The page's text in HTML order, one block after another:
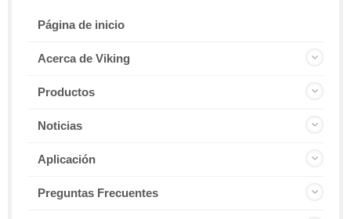
Página de inicio
Acerca de Viking
Productos
Noticias
Aplicación
Preguntas Frecuentes